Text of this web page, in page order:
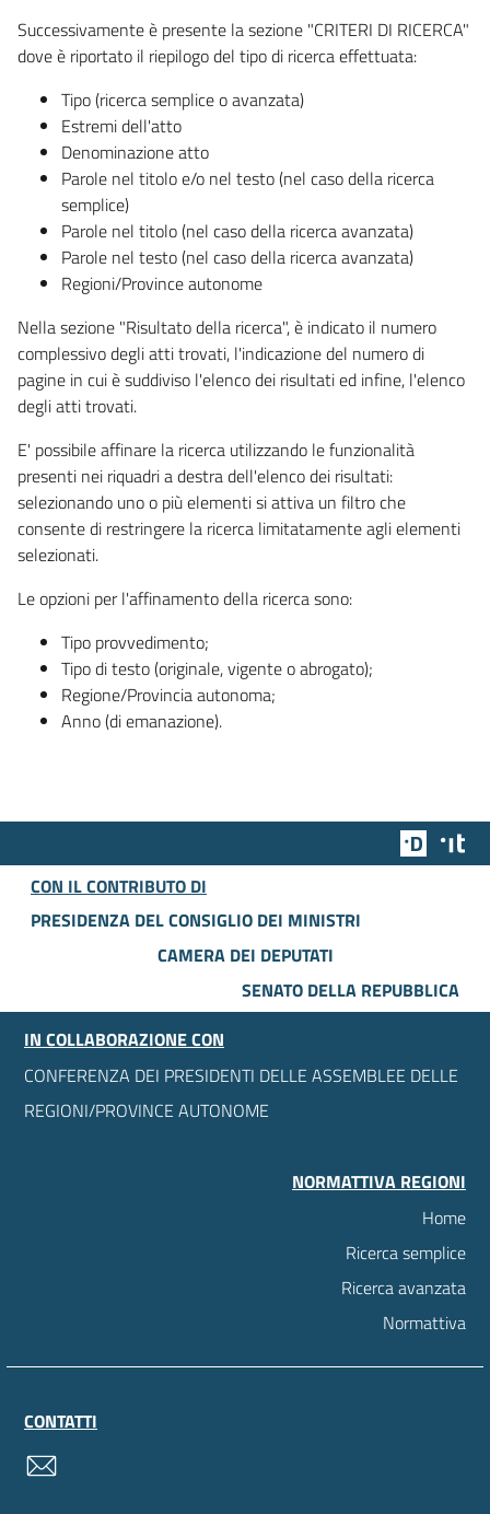
Successivamente è presente la sezione "CRITERI DI RICERCA"
dove è riportato il riepilogo del tipo di ricerca effettuata:
Tipo (ricerca semplice o avanzata)
Estremi dell'atto
Denominazione atto
Parole nel titolo e/o nel testo (nel caso della ricerca
semplice)
Parole nel titolo (nel caso della ricerca avanzata)
Parole nel testo (nel caso della ricerca avanzata)
Regioni/Province autonome
Nella sezione "Risultato della ricerca", è indicato il numero
complessivo degli atti trovati, l'indicazione del numero di
pagine in cui è suddiviso l'elenco dei risultati ed infine, l'elenco
degli atti trovati.
E' possibile affinare la ricerca utilizzando le funzionalità
presenti nei riquadri a destra dell'elenco dei risultati:
selezionando uno o più elementi si attiva un filtro che
consente di restringere la ricerca limitatamente agli elementi
selezionati.
Le opzioni per l'affinamento della ricerca sono:
Tipo provvedimento;
Tipo di testo (originale, vigente o abrogato);
Regione/Provincia autonoma;
Anno (di emanazione).
Team
CON IL CONTRIBUTO DI
PRESIDENZA DEL CONSIGLIO DEI MINISTRI
CAMERA DEI DEPUTATI
SENATO DELLA REPUBBLICA
IN COLLABORAZIONE CON
CONFERENZA DEI PRESIDENTI DELLE ASSEMBLEE DELLE
REGIONI/PROVINCE AUTONOME
NORMATTIVA REGIONI
Home
Ricerca semplice
Ricerca avanzata
Normattiva
CONTATTI